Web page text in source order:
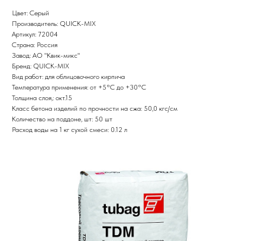
Цвет: Серый
Производитель: QUICK-MIX
Артикул: 72004
Страна: Россия
Завод: АО "Квик-микс"
Бренд: QUICK-MIX
Вид работ: для облицовочного кирпича
Температура применения: от +5°С до +30°С
Толщина слоя,: окт.15
Класс бетона изделий по прочности на сжа: 50,0 кгс/см
Количество на поддоне, шт: 50 шт
Расход воды на 1 кг сухой смеси: 0.12 л